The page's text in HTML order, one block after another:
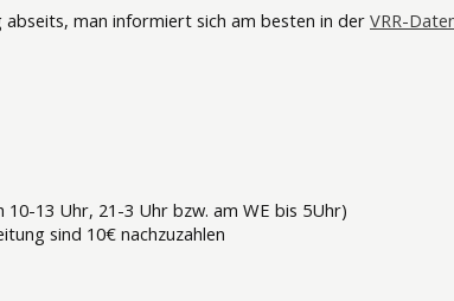
abseits, man informiert sich am besten in der VRR-
13 Uhr, 21-3 Uhr bzw. am WE bis 5Uhr)
sind 10€ nachzuzahlen